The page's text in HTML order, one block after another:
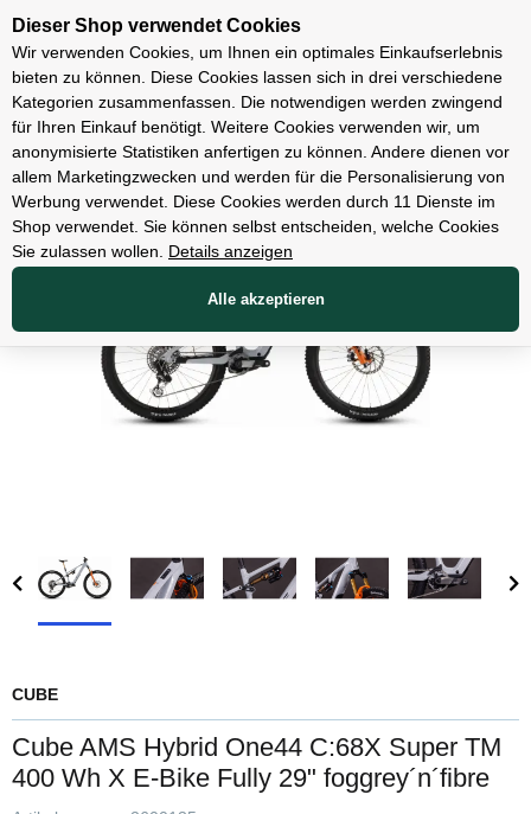
Unsere Filialen
E-Bikes
CUBE
Cube AMS Hybrid One44 C:68X Super TM
400 Wh X E-Bike Fully 29" foggrey´n´fibre
Dieser Shop verwendet Cookies
Wir verwenden Cookies, um Ihnen ein optimales Einkaufserlebnis
bieten zu können. Diese Cookies lassen sich in drei verschiedene
Kategorien zusammenfassen. Die notwendigen werden zwingend
für Ihren Einkauf benötigt. Weitere Cookies verwenden wir, um
anonymisierte Statistiken anfertigen zu können. Andere dienen vor
allem Marketingzwecken und werden für die Personalisierung von
Werbung verwendet. Diese Cookies werden durch 11 Dienste im
Shop verwendet. Sie können selbst entscheiden, welche Cookies
Sie zulassen wollen.
Details anzeigen
Alle akzeptieren